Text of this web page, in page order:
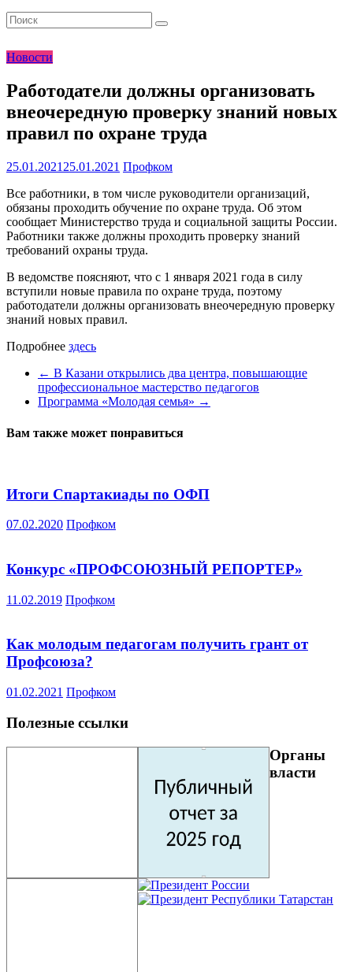
Новости
Работодатели должны организовать
внеочередную проверку знаний новых
правил по охране труда
25.01.2021 25.01.2021 Профком
Все работники, в том числе руководители организаций,
обязаны проходить обучение по охране труда. Об этом
сообщает Министерство труда и социальной защиты России.
Работники также должны проходить проверку знаний
требований охраны труда.
В ведомстве поясняют, что с 1 января 2021 года в силу
вступили новые правила по охране труда, поэтому
работодатели должны организовать внеочередную проверку
знаний новых правил.
Подробнее здесь
← В Казани открылись два центра, повышающие
профессиональное мастерство педагогов
Программа «Молодая семья» →
Вам также может понравиться
Итоги Спартакиады по ОФП
07.02.2020 Профком
Конкурс «ПРОФСОЮЗНЫЙ РЕПОРТЕР»
11.02.2019 Профком
Как молодым педагогам получить грант от
Профсоюза?
01.02.2021 Профком
Полезные ссылки
Органы
власти